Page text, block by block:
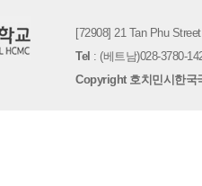
[72908] 21 Tan Phu
Tel : (베트남)028-3780-
Copyright 호치민시한국